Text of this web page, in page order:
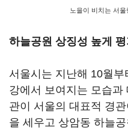
노을이 비치는 서
하늘공원 상징성 높게
서울시는 지난해 10월부
강에서 보여지는 모습과
관이 서울의 대표적 경
을 세우고 상암동 하늘